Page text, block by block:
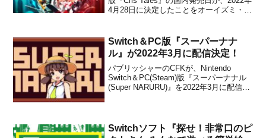
4月28日に決定したことをオーイズミ・ア
り、本日1月21日より全国の取扱店や通販
サイトにて順次...
Switch＆PC版『スーパーナナ
ル』が2022年3月に配信決定！
パブリッシャーのCFKが、Nintendo
Switch＆PC(Steam)版『スーパーナナル
(Super NARURU)』を2022年3月に配信す
「ヤコ」に立ち向かい、町を...
Switchソフト『探せ！非常口のピ